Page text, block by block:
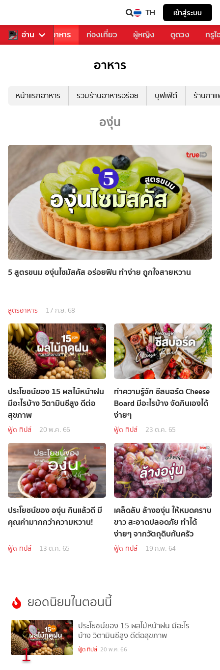
TH เข้าสู่ระบบ
อ่าน
การเพลง อาหาร ท่องเที่ยว ผู้หญิง ดูดวง ทรู
อาหาร
หน้าแรกอาหาร รวมร้านอาหารอร่อย บุฟเฟ่ต์ ร้านกา
องุ่น
5 สูตรขนม องุ่นไซมัสคัส อร่อยฟิน ทำง่าย ถูกใจสายหวาน
สูตรอาหาร 17 ก.ย. 68
ประโยชน์ของ 15 ผลไม้หน้าฝน
มีอะไรบ้าง วิตามินซีสูง ดีต่อ
สุขภาพ
ฟู้ด ทิปส์ 20 พ.ค. 66
ทำความรู้จัก ชีสบอร์ด Cheese
Board มีอะไรบ้าง จัดกินเองได้
ง่ายๆ
ฟู้ด ทิปส์ 23 ต.ค. 65
ประโยชน์ของ องุ่น กินแล้วดี มี
คุณค่ามากกว่าความหวาน!
ฟู้ด ทิปส์ 13 ต.ค. 65
เคล็ดลับ ล้างองุ่น ให้หมดคราบ
ขาว สะอาดปลอดภัย ทำได้
ง่ายๆ จากวัตถุดิบก้นครัว
ฟู้ด ทิปส์ 19 ก.พ. 64
ยอดนิยมในตอนนี้
1
ประโยชน์ของ 15 ผลไม้หน้าฝน มีอะไร
บ้าง วิตามินซีสูง ดีต่อสุขภาพ
ฟู้ด ทิปส์ 20 พ.ค. 66